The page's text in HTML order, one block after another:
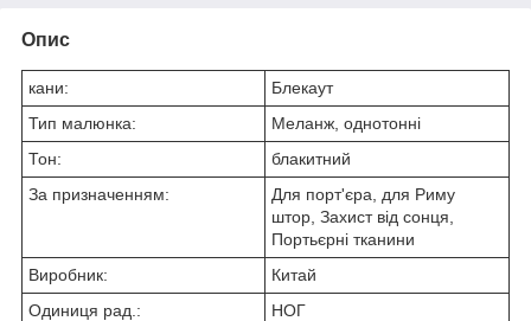
Опис
кани:
Блекаут
Тип малюнка:
Меланж, однотонні
Тон:
блакитний
За призначенням:
Для порт'єра, для Риму
штор, Захист від сонця,
Портьєрні тканини
Виробник:
Китай
Одиниця рад.:
НОГ